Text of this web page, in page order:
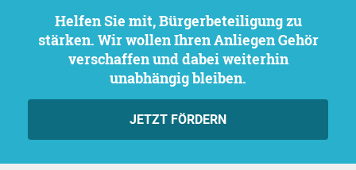
Helfen Sie mit, Bürgerbeteiligung zu
stärken. Wir wollen Ihren Anliegen Gehör
verschaffen und dabei weiterhin
unabhängig bleiben.
JETZT FÖRDERN